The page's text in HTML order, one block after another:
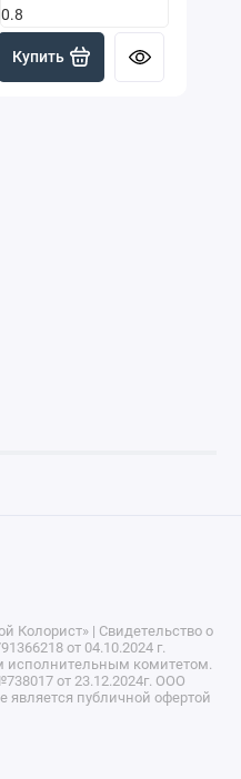
0.8
Купить
Колорист» | Свидетельство о
от 04.10.2024 г.
исполнительным комитетом.
от 23.12.2024г. ООО
публичной офертой